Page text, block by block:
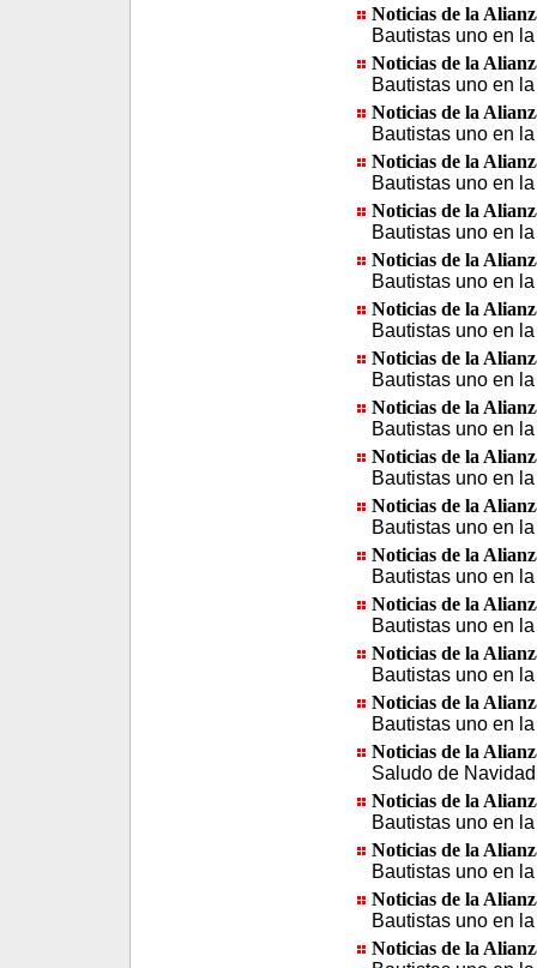
Noticias de la
Bautistas uno en
Noticias de la
Bautistas uno en
Noticias de la
Bautistas uno en
Noticias de la
Bautistas uno en
Noticias de la
Bautistas uno en
Noticias de la
Bautistas uno en
Noticias de la
Bautistas uno en
Noticias de la
Bautistas uno en
Noticias de la
Bautistas uno en
Noticias de la
Bautistas uno en
Noticias de la
Bautistas uno en
Noticias de la
Bautistas uno en
Noticias de la
Bautistas uno en
Noticias de la
Bautistas uno en
Noticias de la
Bautistas uno en
Noticias de la
Saludo de
Noticias de la
Bautistas uno en
Noticias de la
Bautistas uno en
Noticias de la
Bautistas uno en
Noticias de la